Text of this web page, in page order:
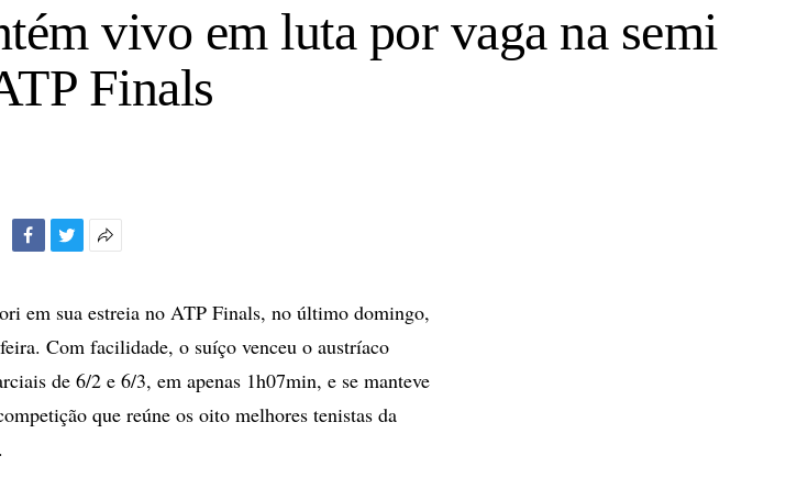
vivo em luta por vaga na semi
Finals
compartilhamento
em sua estreia no ATP Finals, no último domingo,
Com facilidade, o suíço venceu o austríaco
de 6/2 e 6/3, em apenas 1h07min, e se manteve
que reúne os oito melhores tenistas da